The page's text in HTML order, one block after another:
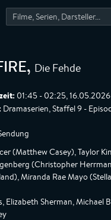
, Die Fehde
01:45 - 02:25, 16.05.2026
Dramaserien, Staffel 9 -
(Matthew Casey), Taylor
(Christopher
Miranda Rae Mayo
Elizabeth Sherman, Michael